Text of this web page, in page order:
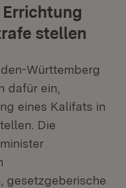
stellen
Württemberg
dafür ein,
eines Kalifats in
Die
gesetzgeberische